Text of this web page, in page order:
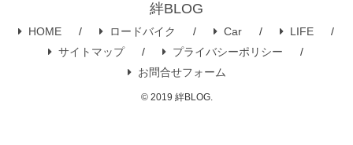
絆BLOG
HOME ロードバイク Car
LIFE
サイトマップ
プライバシーポリシー
お問合せフォーム
© 2019 絆BLOG.